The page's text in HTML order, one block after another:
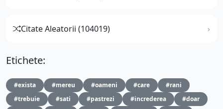
Citate Aleatorii (104019)
Etichete:
#exista #mereu #oameni #care
#rani
#trebuie
#sati #pastrezi #increderea
#doar